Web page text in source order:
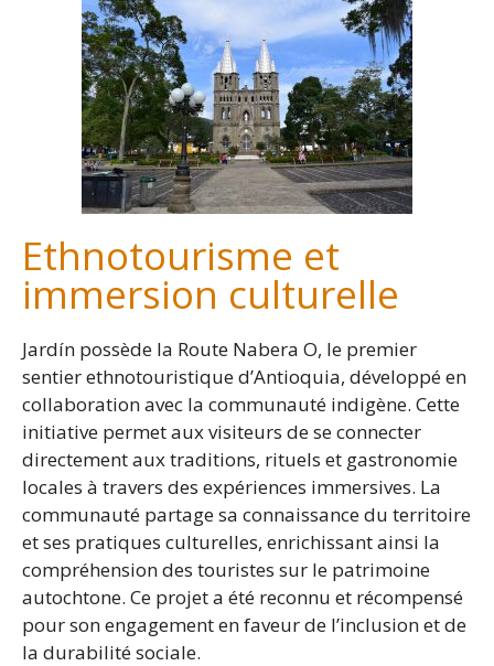
Ethnotourisme et
immersion culturelle
Jardín possède la Route Nabera O, le premier
sentier ethnotouristique d’Antioquia, développé en
collaboration avec la communauté indigène. Cette
initiative permet aux visiteurs de se connecter
directement aux traditions, rituels et gastronomie
locales à travers des expériences immersives. La
communauté partage sa connaissance du territoire
et ses pratiques culturelles, enrichissant ainsi la
compréhension des touristes sur le patrimoine
autochtone. Ce projet a été reconnu et récompensé
pour son engagement en faveur de l’inclusion et de
la durabilité sociale.